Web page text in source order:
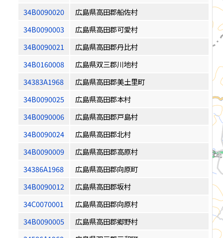
34B0090020
広島県高田郡船佐村
34B0090003
広島県高田郡可愛村
34B0090021
広島県高田郡丹比村
34B0160008
広島県双三郡川地村
34383A1968
広島県高田郡美土里町
34B0090025
広島県高田郡本村
34B0090006
広島県高田郡戸島村
34B0090024
広島県高田郡北村
34B0090009
広島県高田郡高原村
34386A1968
広島県高田郡向原町
34B0090012
広島県高田郡坂村
34C0070001
広島県高田郡向原村
34B0090005
広島県高田郡郷野村